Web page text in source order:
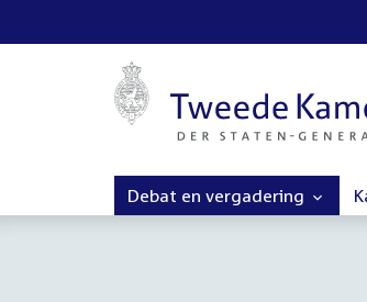
Debat en vergadering